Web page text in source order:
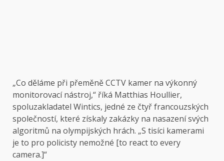
„Co děláme při přeměně CCTV kamer na výkonný
monitorovací nástroj,“ říká Matthias Houllier,
spoluzakladatel Wintics, jedné ze čtyř francouzských
společností, které získaly zakázky na nasazení svých
algoritmů na olympijských hrách. „S tisíci kamerami
je to pro policisty nemožné [to react to every
camera.]“